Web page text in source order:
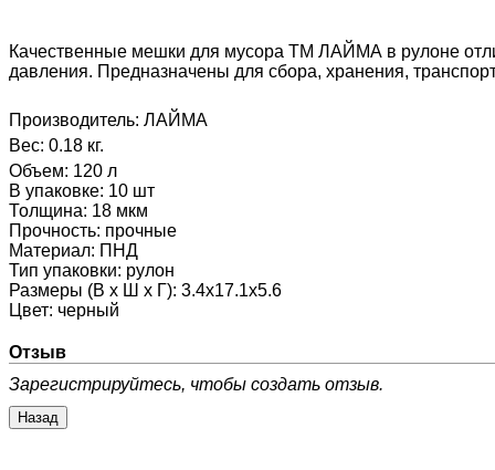
Качественные мешки для мусора ТМ ЛАЙМА в рулоне
давления. Предназначены для сбора, хранения,
Производитель: ЛАЙМА
Вес: 0.18 кг.
Объем: 120 л
В упаковке: 10 шт
Толщина: 18 мкм
Прочность: прочные
Материал: ПНД
Тип упаковки: рулон
Размеры (В х Ш х Г): 3.4x17.1x5.6
Цвет: черный
Отзыв
Зарегистрируйтесь, чтобы создать отзыв.